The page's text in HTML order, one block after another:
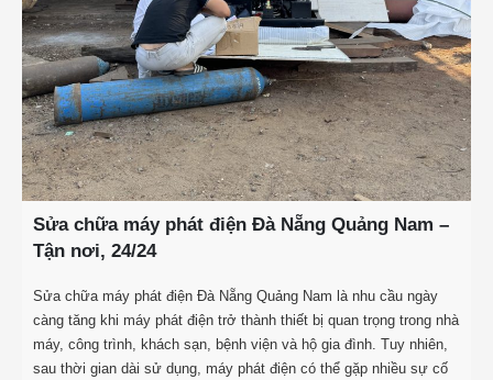
Sửa chữa máy phát điện Đà Nẵng Quảng Nam –
Tận nơi, 24/24
Sửa chữa máy phát điện Đà Nẵng Quảng Nam là nhu cầu ngày
càng tăng khi máy phát điện trở thành thiết bị quan trọng trong nhà
máy, công trình, khách sạn, bệnh viện và hộ gia đình. Tuy nhiên,
sau thời gian dài sử dụng, máy phát điện có thể gặp nhiều sự cố